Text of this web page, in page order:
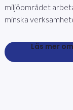
miljöområdet
minska
Läs mer